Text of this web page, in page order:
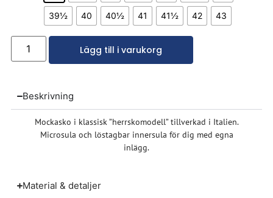
39½ 40 40½ 41 41½ 42 43
Lägg till i varukorg
Beskrivning
Mockasko i klassisk ”herrskomodell” tillverkad i Italien.
Microsula och löstagbar innersula för dig med egna
inlägg.
Material & detaljer